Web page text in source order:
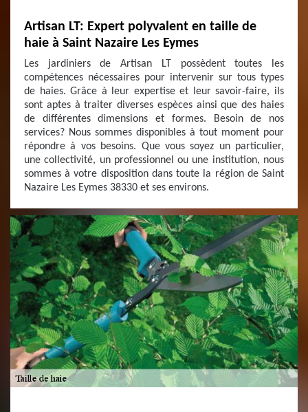
Artisan LT: Expert polyvalent en taille de
haie à Saint Nazaire Les Eymes
Les jardiniers de Artisan LT possèdent toutes les
compétences nécessaires pour intervenir sur tous types
de haies. Grâce à leur expertise et leur savoir-faire, ils
sont aptes à traiter diverses espèces ainsi que des haies
de différentes dimensions et formes. Besoin de nos
services? Nous sommes disponibles à tout moment pour
répondre à vos besoins. Que vous soyez un particulier,
une collectivité, un professionnel ou une institution, nous
sommes à votre disposition dans toute la région de Saint
Nazaire Les Eymes 38330 et ses environs.